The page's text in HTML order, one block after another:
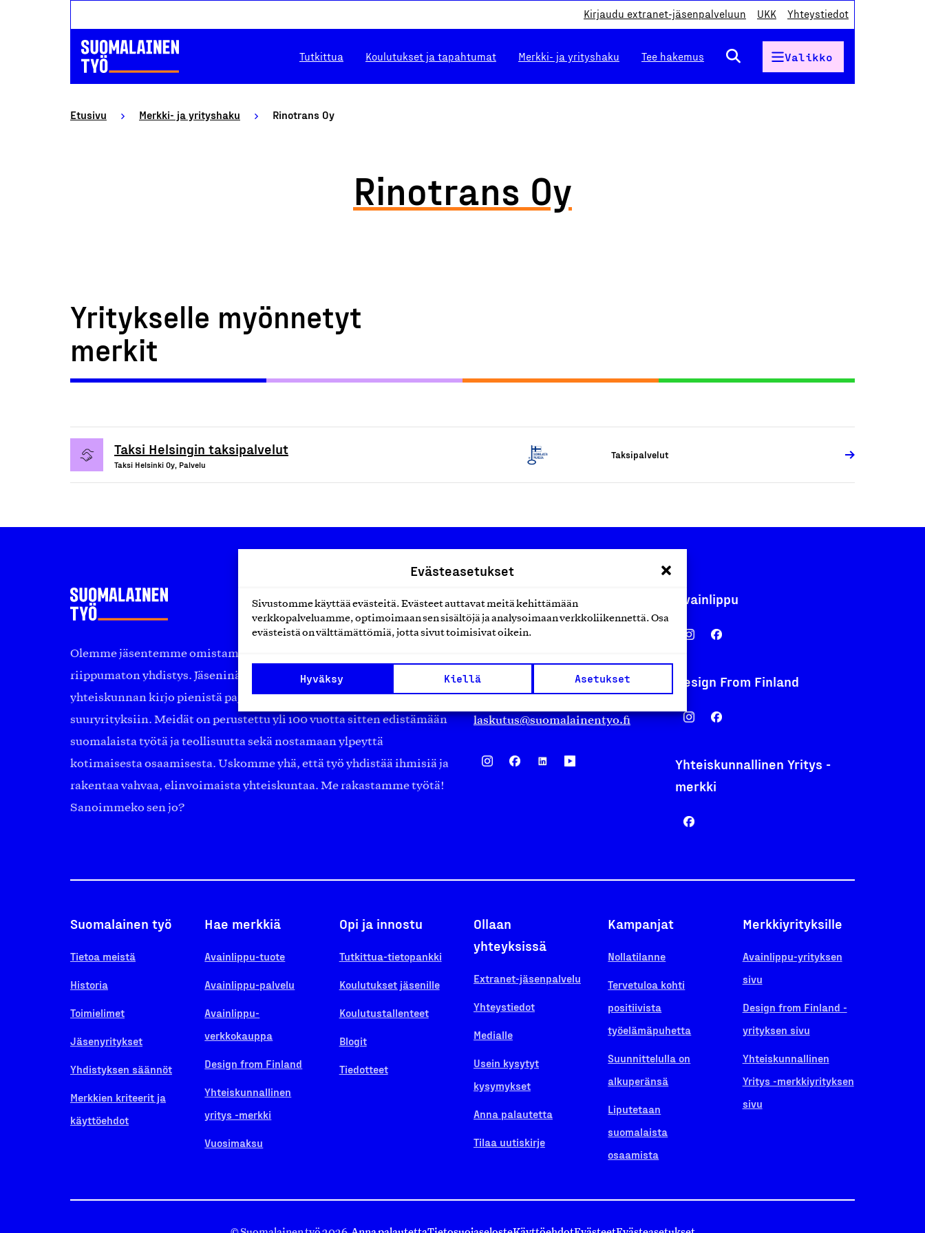
Evästeasetukset
Sivustomme käyttää evästeitä. Evästeet auttavat meitä kehittämään
verkkopalveluamme, optimoimaan sen sisältöjä ja analysoimaan verkkoliikennettä. Osa
evästeistä on välttämättömiä, jotta sivut toimisivat oikein.
Hyväksy Kiellä Asetukset
Kirjaudu extranet-jäsenpalveluun UKK Yhteystiedot
Tutkittua Koulutukset ja tapahtumat Merkki- ja yrityshaku Tee hakemus Valikko
Etusivu Merkki- ja yrityshaku Rinotrans Oy
Rinotrans Oy
Yritykselle myönnetyt
merkit
Taksi Helsingin taksipalvelut
Taksi Helsinki Oy, Palvelu
Taksipalvelut
Olemme jäsentemme omistama puolueeton, työmarkkinajärjestöistä
riippumaton yhdistys. Jäseninämme on koko suomalaisen
yhteiskunnan kirjo pienistä pajoista ja yhteisöistä kansainvälisiin
suuryrityksiin. Meidät on perustettu yli 100 vuotta sitten edistämään
suomalaista työtä ja teollisuutta sekä nostamaan ylpeyttä
kotimaisesta osaamisesta. Uskomme yhä, että työ yhdistää ihmisiä ja
rakentaa vahvaa, elinvoimaista yhteiskuntaa. Me rakastamme työtä!
Sanoimmeko sen jo?
Suomalainen työ ry
Eteläranta 14,
Finland
asiakaspalvelu@suomalainentyo.fi
laskutus@suomalainentyo.fi
Avainlippu
Design From Finland
Yhteiskunnallinen Yritys -
merkki
Suomalainen työ
Tietoa meistä
Historia
Toimielimet
Jäsenyritykset
Yhdistyksen säännöt
Merkkien kriteerit ja
käyttöehdot
Hae merkkiä
Avainlippu-tuote
Avainlippu-palvelu
Avainlippu-
verkkokauppa
Design from Finland
Yhteiskunnallinen
yritys -merkki
Vuosimaksu
Opi ja innostu
Tutkittua-tietopankki
Koulutukset jäsenille
Koulutustallenteet
Blogit
Tiedotteet
Ollaan
yhteyksissä
Extranet-jäsenpalvelu
Yhteystiedot
Medialle
Usein kysytyt
kysymykset
Anna palautetta
Tilaa uutiskirje
Kampanjat
Nollatilanne
Tervetuloa kohti
positiivista
työelämäpuhetta
Suunnittelulla on
alkuperänsä
Liputetaan
suomalaista
osaamista
Merkkiyrityksille
Avainlippu-yrityksen
sivu
Design from Finland -
yrityksen sivu
Yhteiskunnallinen
Yritys -merkkiyrityksen
sivu